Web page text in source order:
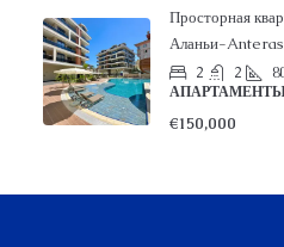
Просторная
Аланьи-
2 2
€150,000